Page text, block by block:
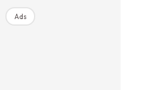
Ads